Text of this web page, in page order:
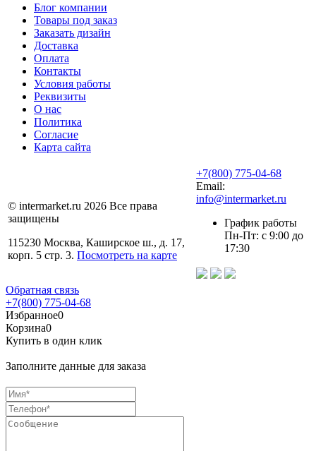
Блог компании
Товары под заказ
Заказать дизайн
Доставка
Оплата
Контакты
Условия работы
Реквизиты
О нас
Политика
Согласие
Карта сайта
© intermarket.ru 2026 Все права
защищены
115230 Москва, Каширское ш., д. 17,
корп. 5 стр. 3. Посмотреть на карте
+7(800) 775-04-68
Email:
info@intermarket.ru
График работы
Пн-Пт: с 9:00 до
17:30
Обратная связь
+7(800) 775-04-68
Избранное0
Корзина0
Купить в один клик
Заполните данные для заказа